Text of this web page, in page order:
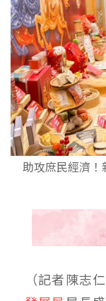
助攻庶民經濟
（記者陳志